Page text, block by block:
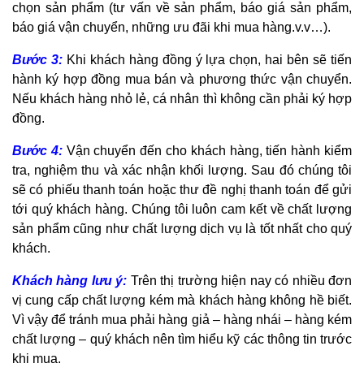
chọn sản phẩm (tư vấn về sản phẩm, báo giá sản phẩm,
báo giá vận chuyển, những ưu đãi khi mua hàng.v.v…).
Bước 3:Khi khách hàng đồng ý lựa chọn, hai bên sẽ tiến
hành ký hợp đồng mua bán và phương thức vận chuyển.
Nếu khách hàng nhỏ lẻ, cá nhân thì không cần phải ký hợp
đồng.
Bước 4: Vận chuyển đến cho khách hàng, tiến hành kiểm
tra, nghiệm thu và xác nhận khối lượng. Sau đó chúng tôi
sẽ có phiếu thanh toán hoặc thư đề nghị thanh toán để gửi
tới quý khách hàng. Chúng tôi luôn cam kết về chất lượng
sản phẩm cũng như chất lượng dịch vụ là tốt nhất cho quý
khách.
Khách hàng lưu ý: Trên thị trường hiện nay có nhiều đơn
vị cung cấp chất lượng kém mà khách hàng không hề biết.
Vì vậy để tránh mua phải hàng giả – hàng nhái – hàng kém
chất lượng – quý khách nên tìm hiểu kỹ các thông tin trước
khi mua.